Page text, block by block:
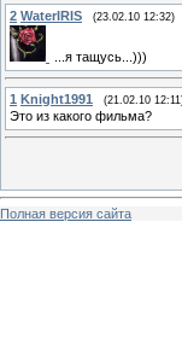
2 WaterIRIS (23.02.10 12:32)
...я тащусь...)))
1 Knight1991 (21.02.10
Это из какого фильма?
Полная версия сайта